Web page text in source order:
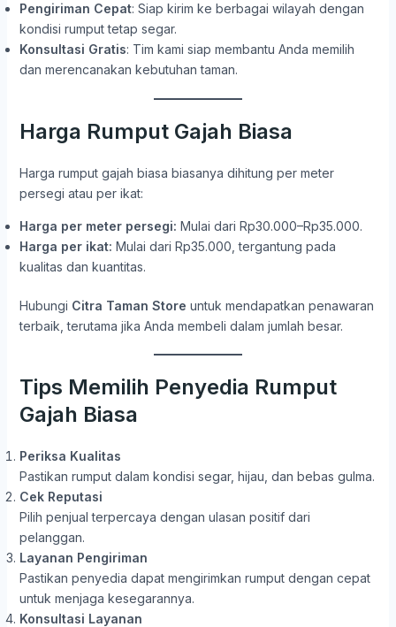
Pengiriman Cepat: Siap kirim ke berbagai wilayah dengan
kondisi rumput tetap segar.
Konsultasi Gratis: Tim kami siap membantu Anda memilih
dan merencanakan kebutuhan taman.
Harga Rumput Gajah Biasa
Harga rumput gajah biasa biasanya dihitung per meter
persegi atau per ikat:
Harga per meter persegi: Mulai dari Rp30.000–Rp35.000.
Harga per ikat: Mulai dari Rp35.000, tergantung pada
kualitas dan kuantitas.
Hubungi Citra Taman Store untuk mendapatkan penawaran
terbaik, terutama jika Anda membeli dalam jumlah besar.
Tips Memilih Penyedia Rumput
Gajah Biasa
Periksa Kualitas
Pastikan rumput dalam kondisi segar, hijau, dan bebas gulma.
Cek Reputasi
Pilih penjual terpercaya dengan ulasan positif dari
pelanggan.
Layanan Pengiriman
Pastikan penyedia dapat mengirimkan rumput dengan cepat
untuk menjaga kesegarannya.
Konsultasi Layanan